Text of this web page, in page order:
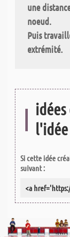
une
noeud.
Puis
extrémité.
Si cette idée
suivant :